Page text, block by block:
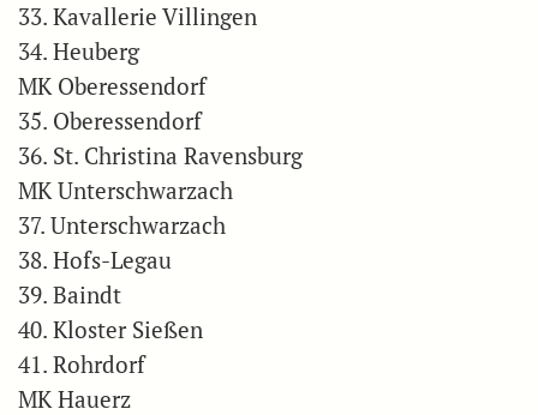
33. Kavallerie Villingen
34. Heuberg
MK Oberessendorf
35. Oberessendorf
36. St. Christina Ravensburg
MK Unterschwarzach
37. Unterschwarzach
38. Hofs-Legau
39. Baindt
40. Kloster Sießen
41. Rohrdorf
MK Hauerz